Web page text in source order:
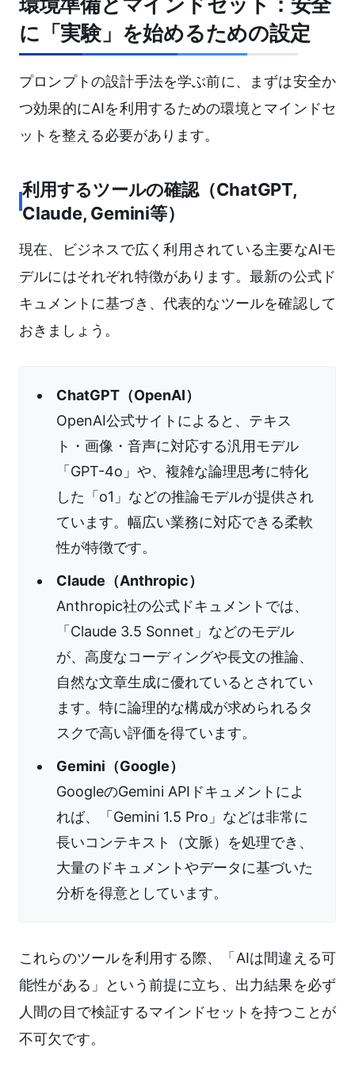
に「実験」を始めるための設定
プロンプトの設計手法を学ぶ前に、まずは安全か
つ効果的にAIを利用するための環境とマインドセ
ットを整える必要があります。
利用するツールの確認（ChatGPT,
Claude, Gemini等）
現在、ビジネスで広く利用されている主要なAIモ
デルにはそれぞれ特徴があります。最新の公式ド
キュメントに基づき、代表的なツールを確認して
おきましょう。
ChatGPT（OpenAI）
OpenAI公式サイトによると、テキス
ト・画像・音声に対応する汎用モデル
「GPT-4o」や、複雑な論理思考に特化
した「o1」などの推論モデルが提供され
ています。幅広い業務に対応できる柔軟
性が特徴です。
Claude（Anthropic）
Anthropic社の公式ドキュメントでは、
「Claude 3.5 Sonnet」などのモデル
が、高度なコーディングや長文の推論、
自然な文章生成に優れているとされてい
ます。特に論理的な構成が求められるタ
スクで高い評価を得ています。
Gemini（Google）
GoogleのGemini APIドキュメントによ
れば、「Gemini 1.5 Pro」などは非常に
長いコンテキスト（文脈）を処理でき、
大量のドキュメントやデータに基づいた
分析を得意としています。
これらのツールを利用する際、「AIは間違える可
能性がある」という前提に立ち、出力結果を必ず
人間の目で検証するマインドセットを持つことが
不可欠です。